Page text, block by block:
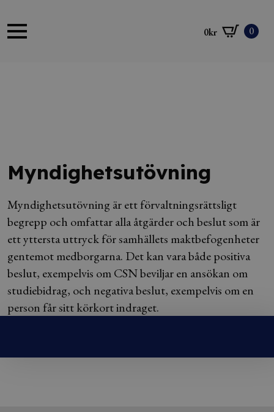
0kr 0
Myndighetsutövning
Myndighetsutövning är ett förvaltningsrättsligt
begrepp och omfattar alla åtgärder och beslut som är
ett yttersta uttryck för samhällets maktbefogenheter
gentemot medborgarna. Det kan vara både positiva
beslut, exempelvis om CSN beviljar en ansökan om
studiebidrag, och negativa beslut, exempelvis om en
person får sitt körkort indraget.